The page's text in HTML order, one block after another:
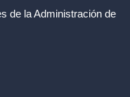
de laAdministración de